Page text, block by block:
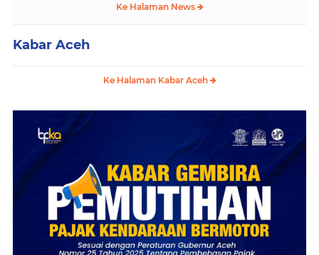
Ke Halaman News
Kabar Aceh
Ke Halaman Kabar Aceh